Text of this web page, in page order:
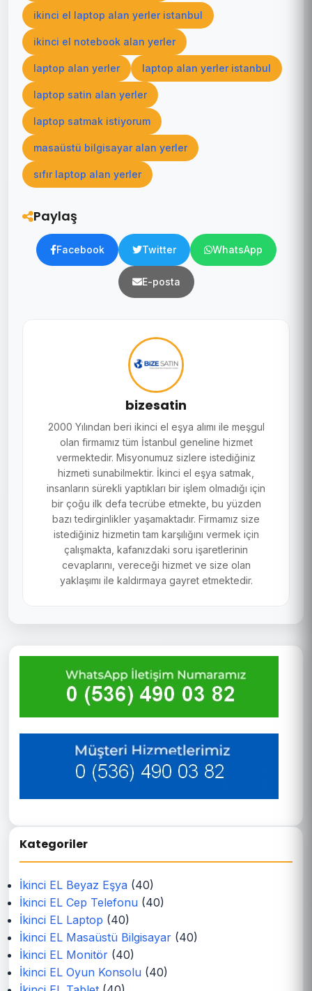
ikinci el laptop alan yerler istanbul
ikinci el notebook alan yerler
laptop alan yerler laptop alan yerler istanbul
laptop satin alan yerler
laptop satmak istiyorum
masaüstü bilgisayar alan yerler
sıfır laptop alan yerler
Paylaş
Facebook Twitter WhatsApp
E-posta
bizesatin
2000 Yılından beri ikinci el eşya alımı ile meşgul
olan firmamız tüm İstanbul geneline hizmet
vermektedir. Misyonumuz sizlere istediğiniz
hizmeti sunabilmektir. İkinci el eşya satmak,
insanların sürekli yaptıkları bir işlem olmadığı için
bir çoğu ilk defa tecrübe etmekte, bu yüzden
bazı tedirginlikler yaşamaktadır. Firmamız size
istediğiniz hizmetin tam karşılığını vermek için
çalışmakta, kafanızdaki soru işaretlerinin
cevaplarını, vereceği hizmet ve size olan
yaklaşımı ile kaldırmaya gayret etmektedir.
Kategoriler
İkinci EL Beyaz Eşya (40)
İkinci EL Cep Telefonu (40)
İkinci EL Laptop (40)
İkinci EL Masaüstü Bilgisayar (40)
İkinci EL Monitör (40)
İkinci EL Oyun Konsolu (40)